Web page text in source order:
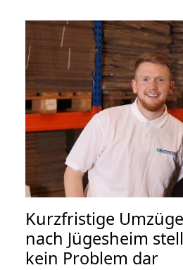
Kurzfristige
nach Jügesheim
kein Problem dar